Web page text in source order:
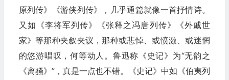
原列传》《游侠列传》，几乎通篇就像一首抒情诗。
又如《李将军列传》《张释之冯唐列传》《外戚世
家》等那种夹叙夹议，那种或悲悼、或愤激、或迷惘
的悠游唱叹，何等动人。鲁迅称《史记》为“无韵之
《离骚》”，真是一点也不错。《史记》中如《伯夷列